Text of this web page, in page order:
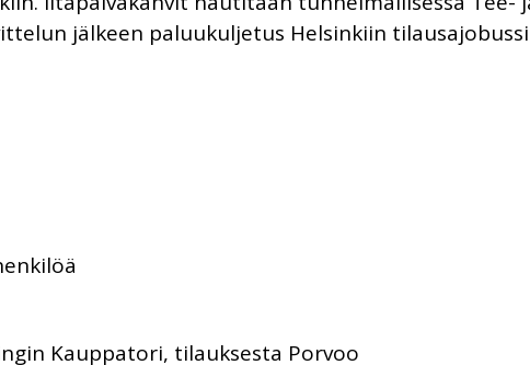
jälkeen paluukuljetus Helsinkiin
Kauppatori, tilauksesta Porvoo